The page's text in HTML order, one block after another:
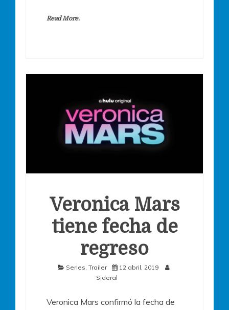
Read More.
Veronica Mars
tiene fecha de
regreso
Series, Trailer
12 abril, 2019
Sideral
Veronica Mars confirmó la fecha de